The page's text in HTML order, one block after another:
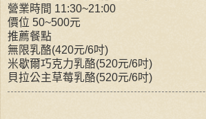
營業時間 11:30~21:00
價位 50~500元
推薦餐點
無限乳酪(420元/6吋)
米歇爾巧克力乳酪(520元/6吋)
貝拉公主草莓乳酪(520元/6吋)